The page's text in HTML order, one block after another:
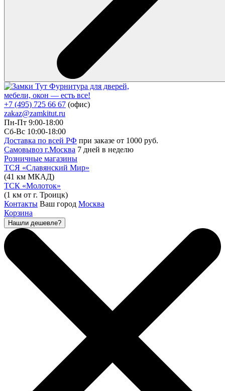
Фурнитура для дверей,
мебели, окон — есть все!
+7 (495) 725 66 67 (офис)
zakaz@zamkitut.ru
Пн-Пт 9:00-18:00
Сб-Вс 10:00-18:00
Доставка по всей РФ при заказе от 1000 руб.
Самовывоз г.Москва 7 дней в неделю
Розничные магазины
ТСЯ «Славянский Мир»
(41 км МКАД)
ТСК «Молоток»
(1 км от г. Троицк)
Контакты Ваш город Москва
Корзина
Нашли дешевле?